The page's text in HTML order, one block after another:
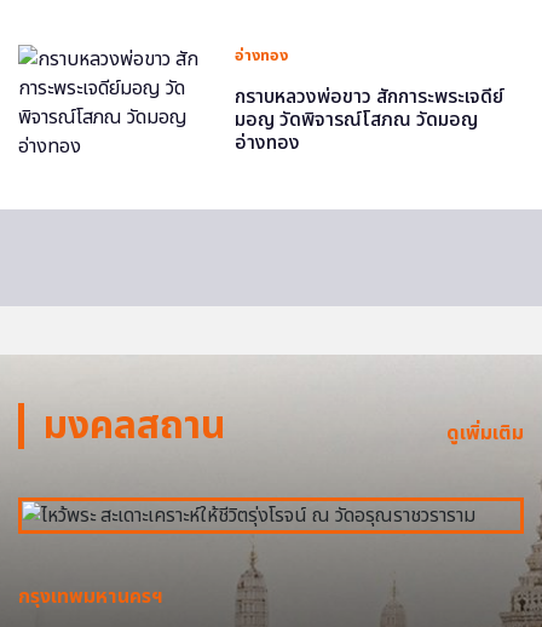
อ่างทอง
กราบหลวงพ่อขาว สักการะพระเจดีย์
มอญ วัดพิจารณ์โสภณ วัดมอญ
อ่างทอง
มงคลสถาน ดูเพิ่มเติม
กรุงเทพมหานครฯ